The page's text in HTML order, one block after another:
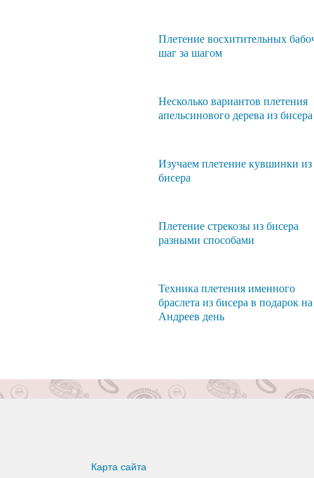
Плетение восхитительных
шаг за шагом
Несколько вариантов плетения
апельсинового дерева из бисера
Изучаем плетение кувшинки из
бисера
Плетение стрекозы из бисера
разными способами
Техника плетения именного
браслета из бисера в подарок на
Андреев день
Карта сайта